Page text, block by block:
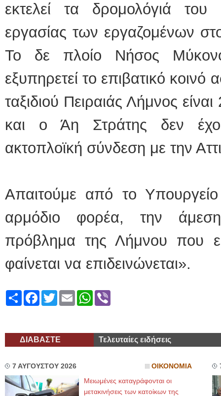
εκτελεί τα δρομολόγιά του
εργασίας των εργαζομένων
Το δε πλοίο Νήσος
εξυπηρετεί το επιβατικό κοινό
ταξιδιού Πειραιάς Λήμνος
και ο Άη Στράτης δεν
ακτοπλοϊκή σύνδεση με την
Απαιτούμε από το
αρμόδιο φορέα, την
πρόβλημα της Λήμνου που
φαίνεται να επιδεινώνεται».
ShareFacebook
TwitterEmailWhatsApp
ΔΙΑΒΑΣΤΕ Τελευταίες ειδήσεις
7 ΑΥΓΟΥΣΤΟΥ 2026 ΟΙΚΟΝΟΜΙΑ
Μειωμένες καταγράφονται οι
μετακινήσεις των κατοίκων της